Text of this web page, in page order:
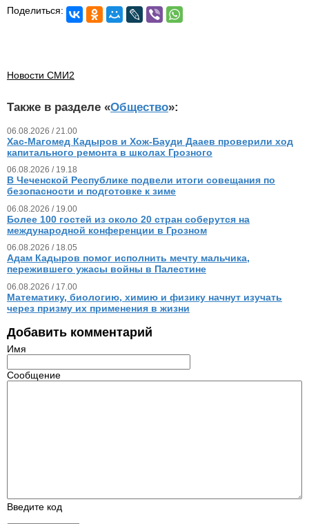
Поделиться:
Новости СМИ2
Также в разделе «Общество»:
06.08.2026 / 21.00
Хас-Магомед Кадыров и Хож-Бауди Дааев проверили ход
капитального ремонта в школах Грозного
06.08.2026 / 19.18
В Чеченской Республике подвели итоги совещания по
безопасности и подготовке к зиме
06.08.2026 / 19.00
Более 100 гостей из около 20 стран соберутся на
международной конференции в Грозном
06.08.2026 / 18.05
Адам Кадыров помог исполнить мечту мальчика,
пережившего ужасы войны в Палестине
06.08.2026 / 17.00
Математику, биологию, химию и физику начнут изучать
через призму их применения в жизни
Добавить комментарий
Имя
Сообщение
Введите код